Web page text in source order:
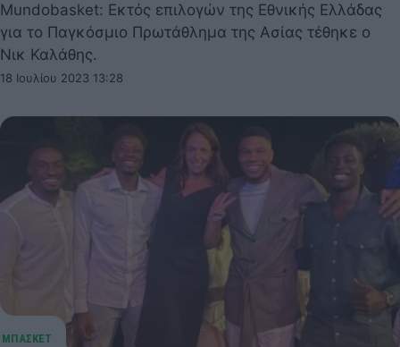
Mundobasket: Εκτός επιλογών της Εθνικής Ελλάδας
για το Παγκόσμιο Πρωτάθλημα της Ασίας τέθηκε ο
Νικ Καλάθης.
18 Ιουλίου 2023 13:28